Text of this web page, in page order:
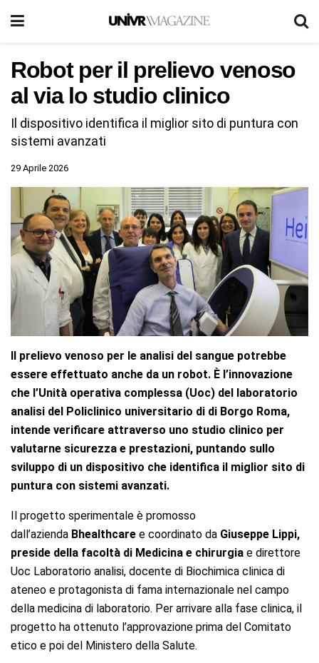
Robot per il prelievo venoso
al via lo studio clinico
Il dispositivo identifica il miglior sito di puntura con
sistemi avanzati
29 Aprile 2026
Il prelievo venoso per le analisi del sangue potrebbe
essere effettuato anche da un robot. È l’innovazione
che l’Unità operativa complessa (Uoc) del laboratorio
analisi del Policlinico universitario di di Borgo Roma,
intende verificare attraverso uno studio clinico per
valutarne sicurezza e prestazioni, puntando sullo
sviluppo di un dispositivo che identifica il miglior sito di
puntura con sistemi avanzati.
Il progetto sperimentale è promosso
dall’azienda Bhealthcare e coordinato da Giuseppe Lippi,
preside della facoltà di Medicina e chirurgia e direttore
Uoc Laboratorio analisi, docente di Biochimica clinica di
ateneo e protagonista di fama internazionale nel campo
della medicina di laboratorio. Per arrivare alla fase clinica, il
progetto ha ottenuto l’approvazione prima del Comitato
etico e poi del Ministero della Salute.